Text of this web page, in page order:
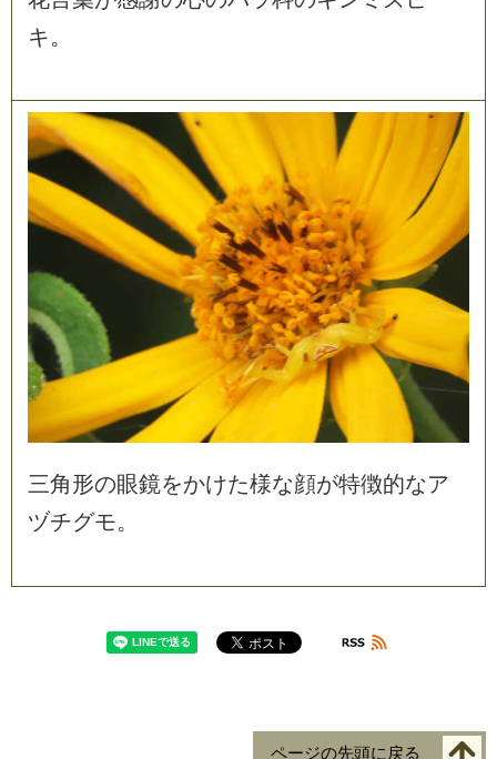
キ。
三角形の眼鏡をかけた様な顔が特徴的なア
ヅチグモ。
ページの先頭に戻る